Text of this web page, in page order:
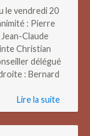
le vendredi 20
: Pierre
Claude
Christian
délégué
: Bernard
Lire la suite